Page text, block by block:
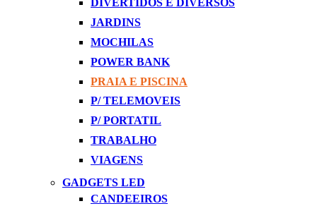
DIVERTIDOS E DIVERSOS
JARDINS
MOCHILAS
POWER BANK
PRAIA E PISCINA
P/ TELEMOVEIS
P/ PORTATIL
TRABALHO
VIAGENS
GADGETS LED
CANDEEIROS